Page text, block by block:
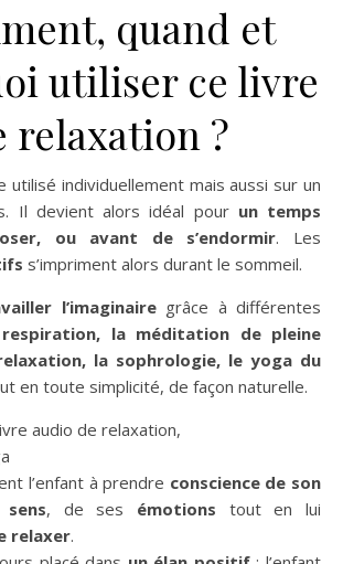
quand et
utiliser ce livre
relaxation ?
utilisé individuellement mais aussi sur un
Il devient alors idéal pour un temps
ou avant de s’endormir. Les
s’impriment alors durant le sommeil.
l’imaginairegrâce à différentes
la méditation de pleine
la sophrologie, le yoga du
en toute simplicité, de façon naturelle.
l’enfant à prendre conscience de son
sens, de ses émotions tout en lui
relaxer.